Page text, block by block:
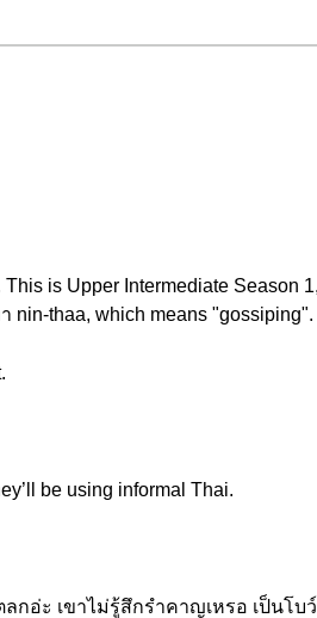
is Upper Intermediate Season
nin-thaa, which means "gossiping".
be using informal Thai.
กอ่ะ เขาไม่รู้สึกรำคาญเหรอ เป็นโ